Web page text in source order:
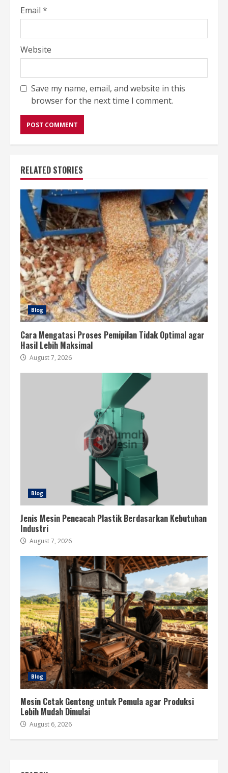
Email *
Website
Save my name, email, and website in this
browser for the next time I comment.
RELATED STORIES
Blog
Cara Mengatasi Proses Pemipilan Tidak Optimal agar
Hasil Lebih Maksimal
August 7, 2026
Blog
Jenis Mesin Pencacah Plastik Berdasarkan Kebutuhan
Industri
August 7, 2026
Blog
Mesin Cetak Genteng untuk Pemula agar Produksi
Lebih Mudah Dimulai
August 6, 2026